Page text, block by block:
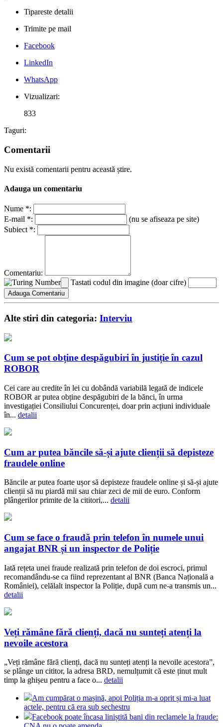
Tipareste detalii
Trimite pe mail
Facebook
LinkedIn
WhatsApp
Vizualizari:
833
Taguri:
Comentarii
Nu există comentarii pentru această știre.
Adauga un comentariu
Nume *:
E-mail *:
(nu se afiseaza pe site)
Subiect *:
Comentariu:
Tastati codul din imagine (doar cifre)
Alte stiri din categoria: Interviu
Cum se pot obține despăgubiri în justiție în cazul
ROBOR
Cei care au credite în lei cu dobândă variabilă legată de indicele
ROBOR ar putea obține despăgubiri de la bănci, în urma
investigației Consiliului Concurenței, doar prin acțiuni individuale
în... detalii
Cum ar putea băncile să-și ajute clienții să depisteze
fraudele online
Băncile ar putea foarte ușor să depisteze fraudele online și să-și ajute
clienții să nu piardă mii sau chiar zeci de mii de euro. Conform
plângerilor primite de la cititori,... detalii
Cum se face o fraudă prin telefon în numele unui
angajat BNR și un inspector de Poliție
Iată rețeta unei fraude realizată prin telefon de doi escroci, primul
recomandându-se ca fiind reprezentant al BNR (Banca Națională a
României), celălalt inspector la Poliție, după cum ne-a transmis un...
detalii
Veți rămâne fără clienți, dacă nu sunteți atenți la
nevoile acestora
„Veți rămâne fără clienți, dacă nu sunteți atenți la nevoile acestora”,
se plânge un cititor, la adresa BRD, nemulțumit că este ținut mult
timp la ghișeu pentru a face o... detalii
Am cumpărat o mașină, apoi Poliția m-a oprit și mi-a luat
actele, pentru că era sub sechestru
Facebook poate încasa liniștită bani din reclamele la fraude: